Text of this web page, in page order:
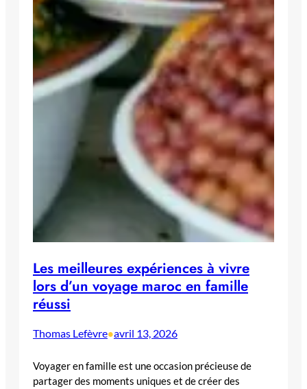
Les meilleures expériences à vivre
lors d’un voyage maroc en famille
réussi
Thomas Lefèvre•avril 13, 2026
Voyager en famille est une occasion précieuse de
partager des moments uniques et de créer des